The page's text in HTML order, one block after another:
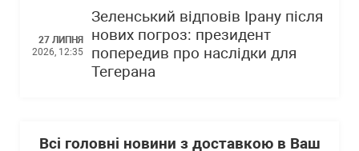
27 ЛИПНЯ
2026, 12:35
Зеленський відповів Ірану після
нових погроз: президент
попередив про наслідки для
Тегерана
Всі головні новини з доставкою в Ваш